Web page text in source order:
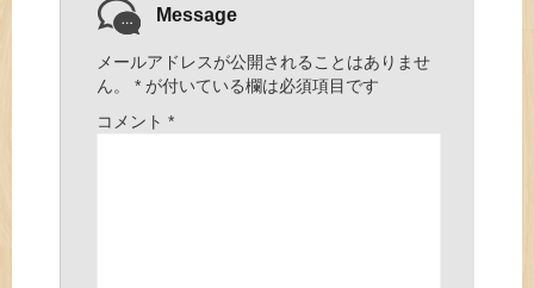
Message
メールアドレスが公開されることはありませ
ん。
* が付いている欄は必須項目です
コメント *